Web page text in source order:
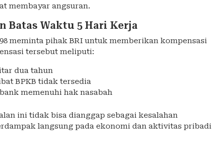
membayar angsuran.
Batas Waktu 5 Hari Kerja
meminta pihak BRI untuk memberikan kompensasi
tersebut meliputi:
dua tahun
BPKB tidak tersedia
memenuhi hak nasabah
ini tidak bisa dianggap sebagai kesalahan
langsung pada ekonomi dan aktivitas pribadi